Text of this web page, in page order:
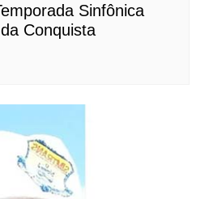
Sinfônica
Conquista